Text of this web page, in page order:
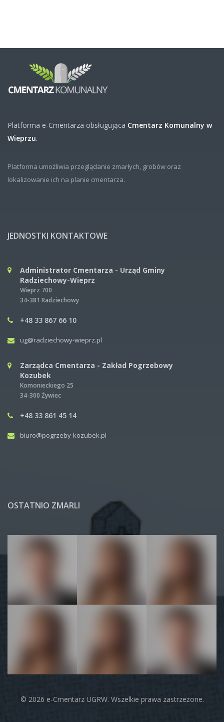
Platforma e-Cmentarza obsługująca Cmentarz Komunalny w
Wieprzu.
Platforma umożliwia przeglądanie zmarłych, grobów oraz
lokalizowanie ich na planie cmentarza.
JEDNOSTKI KONTAKTOWE
Administrator Cmentarza - Urząd Gminy
Radziechowy-Wieprz
Wieprz 700
34-381 Radziechowy
+48 33 867 66 10
ug@radziechowy-wieprz.pl
Zarządca Cmentarza - Zakład Pogrzebowy
Kozubek
Komonieckiego 25
34-300 Żywiec
+48 33 861 45 14
biuro@pogrzeby-kozubek.pl
OSTATNIO ZMARLI
© 2026 e-Cmentarz UGRW. Wszelkie prawa zastrzeżone.